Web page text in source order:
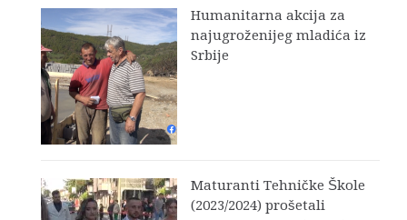
Humanitarna akcija za
najugroženijeg mladića iz
Srbije
Maturanti Tehničke Škole
(2023/2024) prošetali